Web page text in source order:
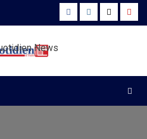
FacebookInstagram
Twitter